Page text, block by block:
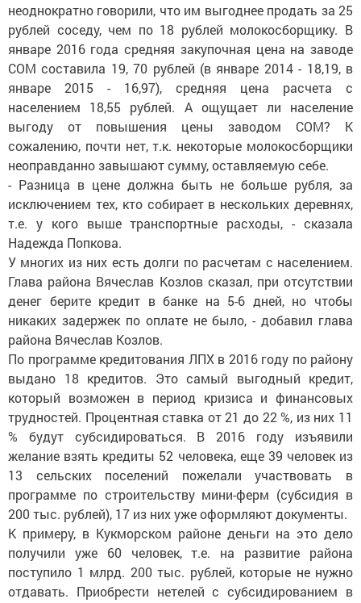
неоднократно говорили, что им выгоднее продать за 25
рублей соседу, чем по 18 рублей молокосборщику. В
январе 2016 года средняя закупочная цена на заводе
СОМ составила 19, 70 рублей (в январе 2014 - 18,19, в
январе 2015 - 16,97), средняя цена расчета с
населением 18,55 рублей. А ощущает ли население
выгоду от повышения цены заводом СОМ? К
сожалению, почти нет, т.к. некоторые молокосборщики
неоправданно завышают сумму, оставляемую себе.
- Разница в цене должна быть не больше рубля, за
исключением тех, кто собирает в нескольких деревнях,
т.е. у кого выше транспортные расходы, - сказала
Надежда Попкова.
У многих из них есть долги по расчетам с населением.
Глава района Вячеслав Козлов сказал, при отсутствии
денег берите кредит в банке на 5-6 дней, но чтобы
никаких задержек по оплате не было, - добавил глава
района Вячеслав Козлов.
По программе кредитования ЛПХ в 2016 году по району
выдано 18 кредитов. Это самый выгодный кредит,
который возможен в период кризиса и финансовых
трудностей. Процентная ставка от 21 до 22 %, из них 11
% будут субсидироваться. В 2016 году изъявили
желание взять кредиты 52 человека, еще 39 человек из
13 сельских поселений пожелали участвовать в
программе по строительству мини-ферм (субсидия в
200 тыс. рублей), 17 из них уже оформляют документы.
К примеру, в Кукморском районе деньги на это дело
получили уже 60 человек, т.е. на развитие района
поступило 1 млрд. 200 тыс. рублей, которые не нужно
отдавать. Приобрести нетелей с субсидированием в